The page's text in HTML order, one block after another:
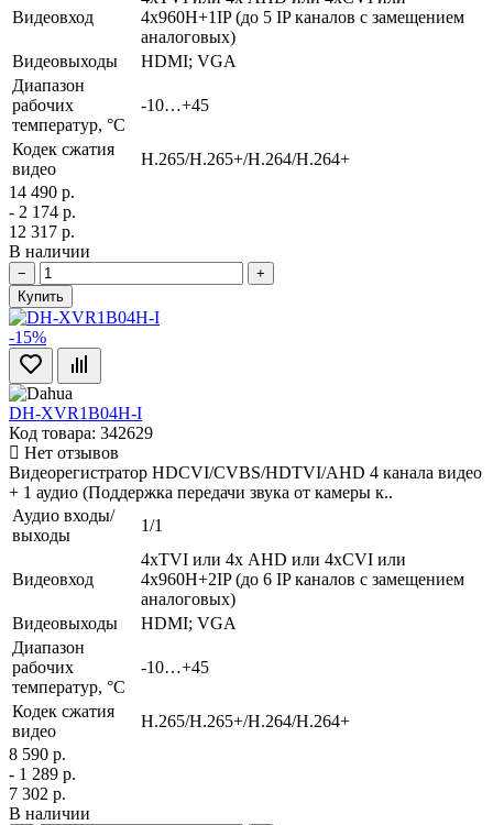
Видеовход
4х960H+1IP (до 5 IP каналов с замещением
аналоговых)
Видеовыходы
HDMI; VGA
Диапазон
рабочих
температур, °С
-10…+45
Кодек сжатия
видео
H.265/H.265+/H.264/H.264+
14 490 р.
- 2 174 р.
12 317 р.
В наличии
−
+
Купить
-15%
DH-XVR1B04H-I
Код товара: 342629
Нет отзывов
Видеорегистратор HDCVI/CVBS/HDTVI/AHD 4 канала видео
+ 1 аудио (Поддержка передачи звука от камеры к..
Аудио входы/
выходы
1/1
Видеовход
4xTVI или 4х AHD или 4xCVI или
4х960H+2IP (до 6 IP каналов с замещением
аналоговых)
Видеовыходы
HDMI; VGA
Диапазон
рабочих
температур, °С
-10…+45
Кодек сжатия
видео
H.265/H.265+/H.264/H.264+
8 590 р.
- 1 289 р.
7 302 р.
В наличии